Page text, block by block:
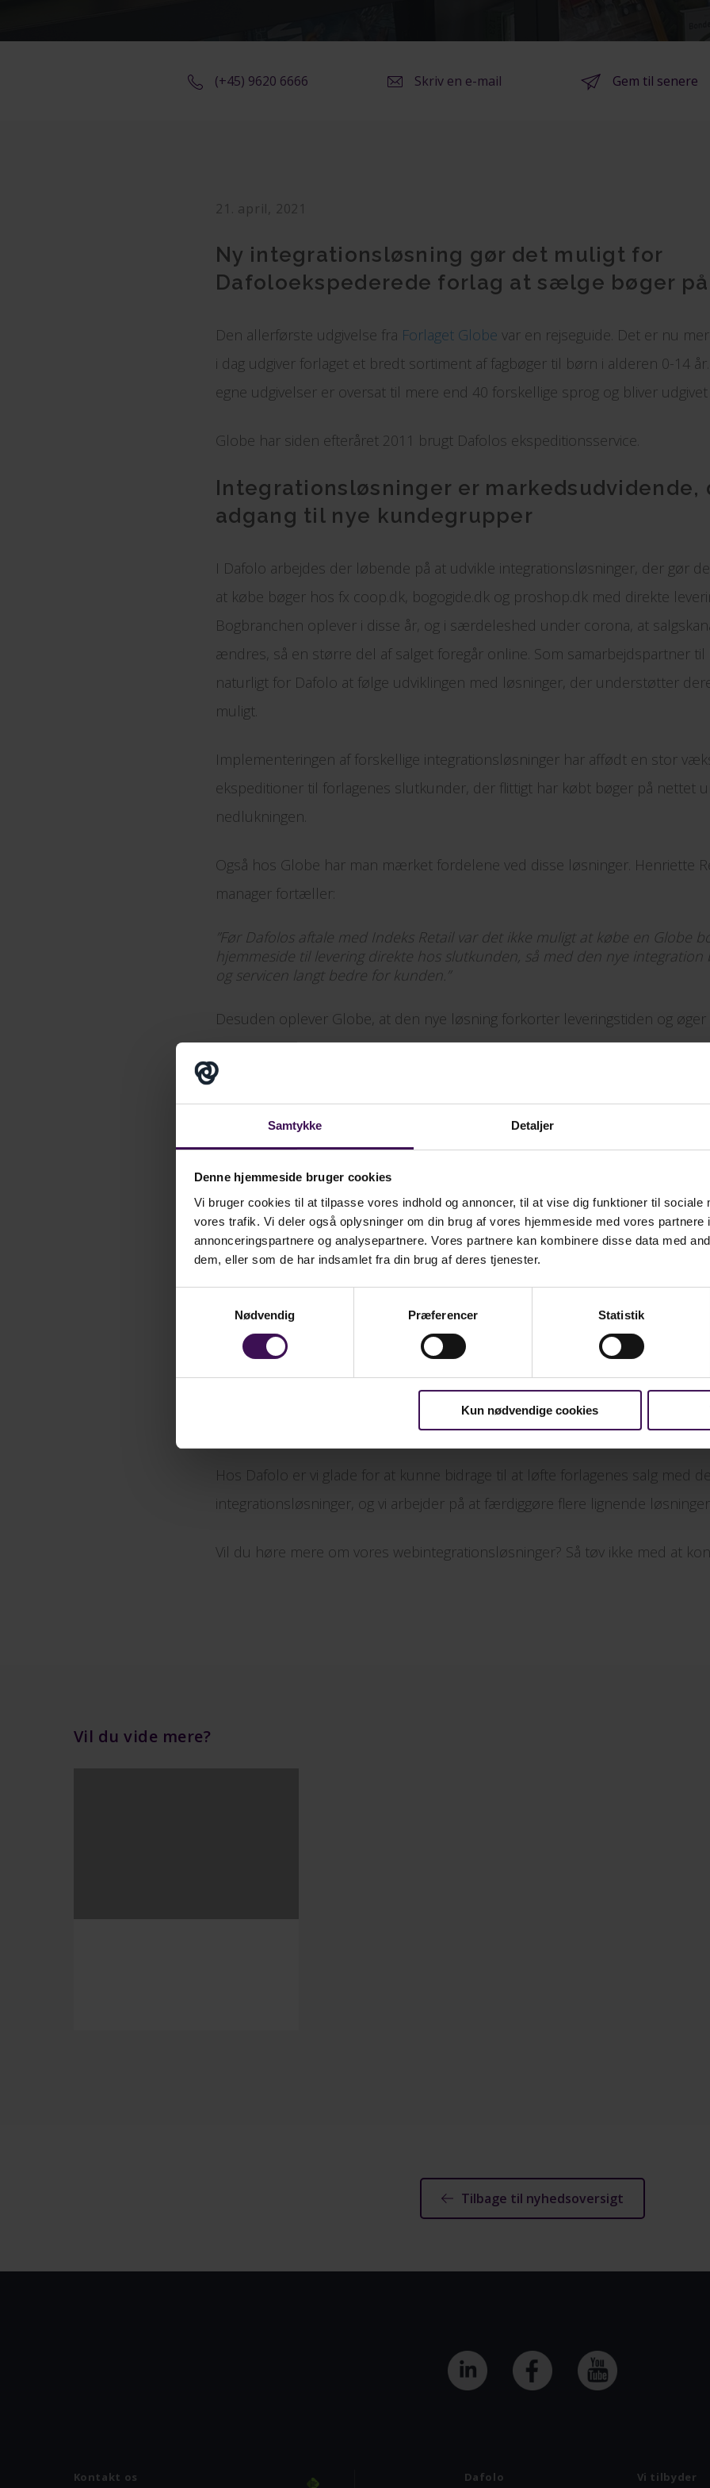
Samtykke Detaljer
Denne hjemmeside bruger cookies
Vi bruger cookies til at tilpasse vores indhold og annoncer, til at vise dig funktioner til sociale
vores trafik. Vi deler også oplysninger om din brug af vores hjemmeside med vores partnere
annonceringspartnere og analysepartnere. Vores partnere kan kombinere disse data med
dem, eller som de har indsamlet fra din brug af deres tjenester.
Nødvendig
Præferencer Statistik
Kun nødvendige cookies
(+45) 9620 6666 Skriv en e-mail Gem til senere
21. april, 2021
Ny integrationsløsning gør det muligt for
Dafoloekspederede forlag at sælge bøger
Den allerførste udgivelse fra Forlaget Globe var en rejseguide. Det er nu
i dag udgiver forlaget et bredt sortiment af fagbøger til børn i alderen 0-14
egne udgivelser er oversat til mere end 40 forskellige sprog og bliver
Globe har siden efteråret 2011 brugt Dafolos ekspeditionsservice.
Integrationsløsninger er markedsudvidende,
adgang til nye kundegrupper
I Dafolo arbejdes der løbende på at udvikle integrationsløsninger, der gør
at købe bøger hos fx coop.dk, bogogide.dk og proshop.dk med direkte
Bogbranchen oplever i disse år, og i særdeleshed under corona, at
ændres, så en større del af salget foregår online. Som samarbejdspartner
naturligt for Dafolo at følge udviklingen med løsninger, der understøtter
muligt.
Implementeringen af forskellige integrationsløsninger har affødt en stor
ekspeditioner til forlagenes slutkunder, der flittigt har købt bøger på nettet
nedlukningen.
Også hos Globe har man mærket fordelene ved disse løsninger. Henriette
manager fortæller:
”Før Dafolos aftale med Indeks Retail var det ikke muligt at købe en Globe
hjemmeside til levering direkte hos slutkunden, så med den nye integration
og servicen langt bedre for kunden.”
Desuden oplever Globe, at den nye løsning forkorter leveringstiden og øger
”Vores bøger vises nu flere steder, hvilket bidrager positivt til salget. Jo flere
bedre. Samtidig er det en stor fordel for kunden, at leveringstiden forkortes."
Globe bøger kan nu købes på coop.dk
Med den nye integrationsløsning er det også blevet muligt for
bøger på coop.dk, og for Globe har det bidraget til et nyt og ekstra
”Coop er for os et ekstra udstillingsvindue, hvor vi nu kan møde kunden, og
salgskanal, som har en positiv indvirkning på salget. Vi har en oplevelse af,
for vores kunder at få deres ordrer leveret enten på hjemmeadressen eller
supermarked."
I en tid med Corona-nedlukninger har salget gennem Coop været ekstra
”For os har både bogogide.dk og coop.dk haft stor betydning under
fysiske boghandlere har været lukkede. Derfor har vores eneste salgskanal i
Hos Dafolo er vi glade for at kunne bidrage til at løfte forlagenes salg med
integrationsløsninger, og vi arbejder på at færdiggøre flere lignende løsninger.
Vil du høre mere om vores webintegrationsløsninger? Så tøv ikke med at
Vil du vide mere?
Tilbage til nyhedsoversigt
Kontakt os Dafolo Vi tilbyder